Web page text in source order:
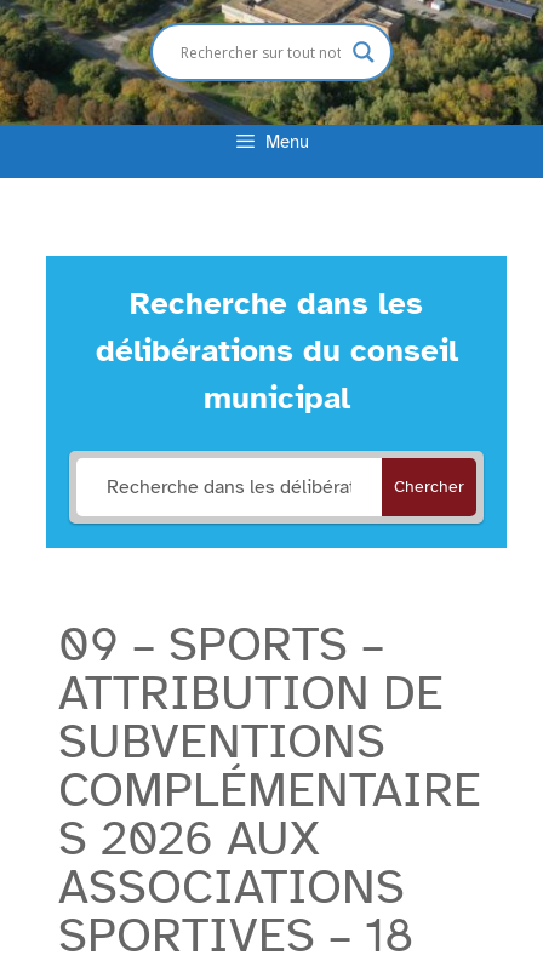
Menu
Recherche dans les
délibérations du conseil
municipal
Chercher
09 – SPORTS –
ATTRIBUTION DE
SUBVENTIONS
COMPLÉMENTAIRE
S 2026 AUX
ASSOCIATIONS
SPORTIVES – 18